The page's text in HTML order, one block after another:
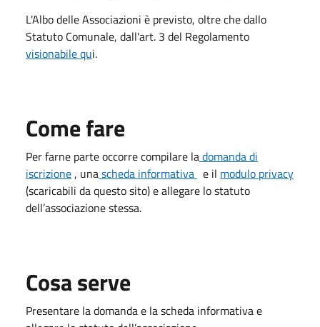
L'Albo delle Associazioni è previsto, oltre che dallo
Statuto Comunale, dall'art. 3 del Regolamento
visionabile qui.
Come fare
Per farne parte occorre compilare ladomanda di
iscrizione, unascheda informativa e il modulo privacy
(scaricabili da questo sito) e allegare lo statuto
dell’associazione stessa.
Cosa serve
Presentare la domanda e la scheda informativa e